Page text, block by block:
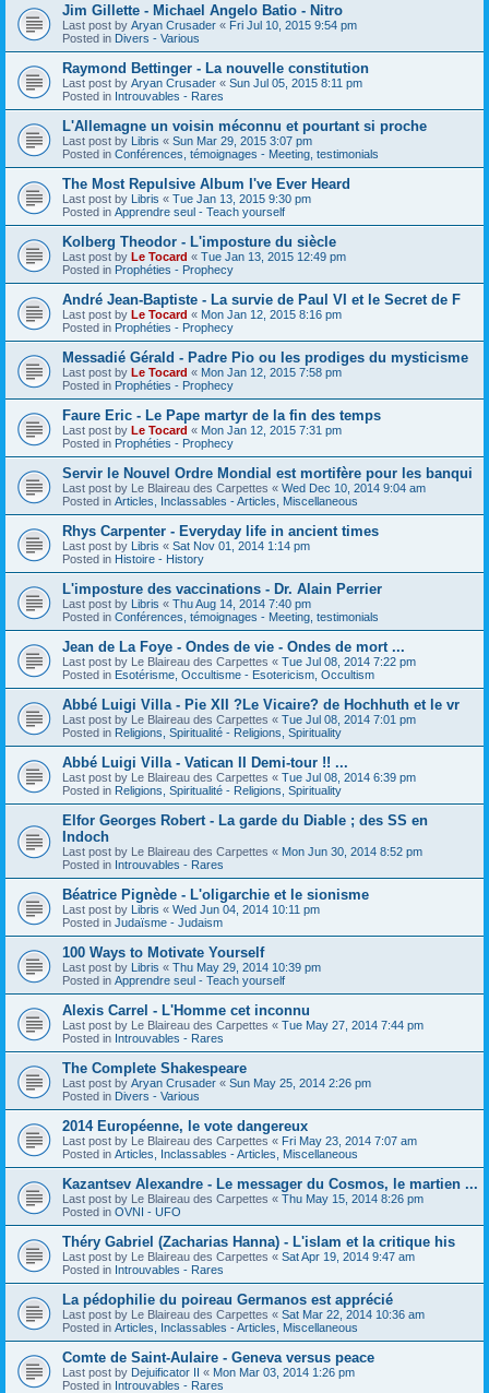
Jim Gillette - Michael Angelo Batio - Nitro
Last post by Aryan Crusader « Fri Jul 10, 2015 9:54 pm
Posted in Divers - Various
Raymond Bettinger - La nouvelle constitution
Last post by Aryan Crusader « Sun Jul 05, 2015 8:11 pm
Posted in Introuvables - Rares
L'Allemagne un voisin méconnu et pourtant si proche
Last post by Libris « Sun Mar 29, 2015 3:07 pm
Posted in Conférences, témoignages - Meeting, testimonials
The Most Repulsive Album I've Ever Heard
Last post by Libris « Tue Jan 13, 2015 9:30 pm
Posted in Apprendre seul - Teach yourself
Kolberg Theodor - L'imposture du siècle
Last post by Le Tocard « Tue Jan 13, 2015 12:49 pm
Posted in Prophéties - Prophecy
André Jean-Baptiste - La survie de Paul VI et le Secret de F
Last post by Le Tocard « Mon Jan 12, 2015 8:16 pm
Posted in Prophéties - Prophecy
Messadié Gérald - Padre Pio ou les prodiges du mysticisme
Last post by Le Tocard « Mon Jan 12, 2015 7:58 pm
Posted in Prophéties - Prophecy
Faure Eric - Le Pape martyr de la fin des temps
Last post by Le Tocard « Mon Jan 12, 2015 7:31 pm
Posted in Prophéties - Prophecy
Servir le Nouvel Ordre Mondial est mortifère pour les banqui
Last post by Le Blaireau des Carpettes « Wed Dec 10, 2014 9:04 am
Posted in Articles, Inclassables - Articles, Miscellaneous
Rhys Carpenter - Everyday life in ancient times
Last post by Libris « Sat Nov 01, 2014 1:14 pm
Posted in Histoire - History
L'imposture des vaccinations - Dr. Alain Perrier
Last post by Libris « Thu Aug 14, 2014 7:40 pm
Posted in Conférences, témoignages - Meeting, testimonials
Jean de La Foye - Ondes de vie - Ondes de mort ...
Last post by Le Blaireau des Carpettes « Tue Jul 08, 2014 7:22 pm
Posted in Esotérisme, Occultisme - Esotericism, Occultism
Abbé Luigi Villa - Pie XII ?Le Vicaire? de Hochhuth et le vr
Last post by Le Blaireau des Carpettes « Tue Jul 08, 2014 7:01 pm
Posted in Religions, Spiritualité - Religions, Spirituality
Abbé Luigi Villa - Vatican II Demi-tour !! ...
Last post by Le Blaireau des Carpettes « Tue Jul 08, 2014 6:39 pm
Posted in Religions, Spiritualité - Religions, Spirituality
Elfor Georges Robert - La garde du Diable ; des SS en
Indoch
Last post by Le Blaireau des Carpettes « Mon Jun 30, 2014 8:52 pm
Posted in Introuvables - Rares
Béatrice Pignède - L'oligarchie et le sionisme
Last post by Libris « Wed Jun 04, 2014 10:11 pm
Posted in Judaïsme - Judaism
100 Ways to Motivate Yourself
Last post by Libris « Thu May 29, 2014 10:39 pm
Posted in Apprendre seul - Teach yourself
Alexis Carrel - L'Homme cet inconnu
Last post by Le Blaireau des Carpettes « Tue May 27, 2014 7:44 pm
Posted in Introuvables - Rares
The Complete Shakespeare
Last post by Aryan Crusader « Sun May 25, 2014 2:26 pm
Posted in Divers - Various
2014 Européenne, le vote dangereux
Last post by Le Blaireau des Carpettes « Fri May 23, 2014 7:07 am
Posted in Articles, Inclassables - Articles, Miscellaneous
Kazantsev Alexandre - Le messager du Cosmos, le martien ...
Last post by Le Blaireau des Carpettes « Thu May 15, 2014 8:26 pm
Posted in OVNI - UFO
Théry Gabriel (Zacharias Hanna) - L'islam et la critique his
Last post by Le Blaireau des Carpettes « Sat Apr 19, 2014 9:47 am
Posted in Introuvables - Rares
La pédophilie du poireau Germanos est apprécié
Last post by Le Blaireau des Carpettes « Sat Mar 22, 2014 10:36 am
Posted in Articles, Inclassables - Articles, Miscellaneous
Comte de Saint-Aulaire - Geneva versus peace
Last post by Dejuificator II « Mon Mar 03, 2014 1:26 pm
Posted in Introuvables - Rares